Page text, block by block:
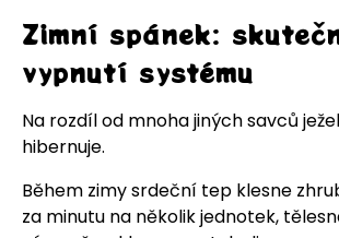
Zimní spánek:
vypnutí systému
Na rozdíl od mnoha jiných savců
hibernuje.
Během zimy srdeční tep klesne
za minutu na několik jednotek,